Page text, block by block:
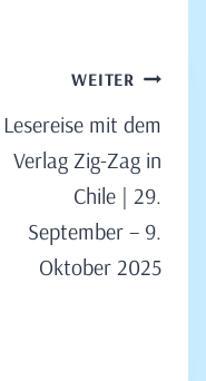
WEITER
Lesereise mit dem
Verlag Zig-Zag in
Chile | 29.
September – 9.
Oktober 2025